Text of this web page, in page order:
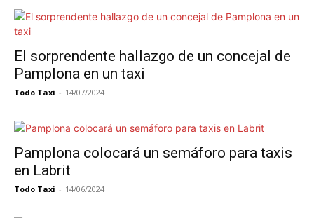
El sorprendente hallazgo de un concejal de
Pamplona en un taxi
Todo Taxi - 14/07/2024
Pamplona colocará un semáforo para taxis
en Labrit
Todo Taxi - 14/06/2024